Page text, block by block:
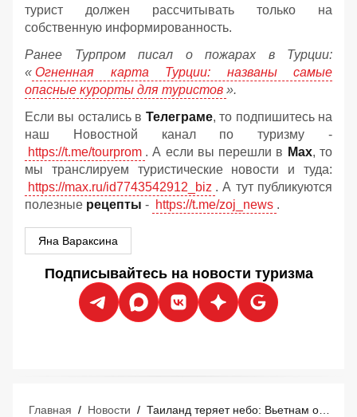
турист должен рассчитывать только на
собственную информированность.
Ранее Турпром писал о пожарах в Турции:
« Огненная карта Турции: названы самые
опасные курорты для туристов ».
Если вы остались в Телеграме, то подпишитесь на
наш Новостной канал по туризму -
https://t.me/tourprom . А если вы перешли в Мах, то
мы транслируем туристические новости и туда:
https://max.ru/id7743542912_biz . А тут публикуются
полезные рецепты - https://t.me/zoj_news .
Яна Вараксина
Подписывайтесь на новости туризма
Главная / Новости /